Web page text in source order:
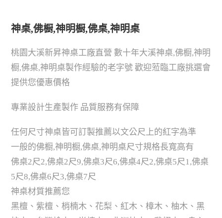
神桌,佛橱,神明橱,佛桌,神明桌
桃園大溪新昇神桌工廠直營 數十年大溪神桌,佛橱,神明
橱,佛桌,神明桌製作經驗的老字號 歡迎蒞臨工廠挑選會
提供您優惠價格
專業設計生產製作 品質服務有保障
任何尺寸神桌皆可訂製推薦以文公尺上的紅字為準
一般的佛橱,神明橱,佛桌,神明桌尺寸規格長寬高有
佛桌2尺2,佛桌2尺9,佛桌3尺6,佛桌4尺2,佛桌5尺1,佛桌
5尺8,佛桌6尺3,佛桌7尺
神桌材質推薦您
黑檀、紫檀、梢楠木、花梨、紅木、樟木、柚木、黑